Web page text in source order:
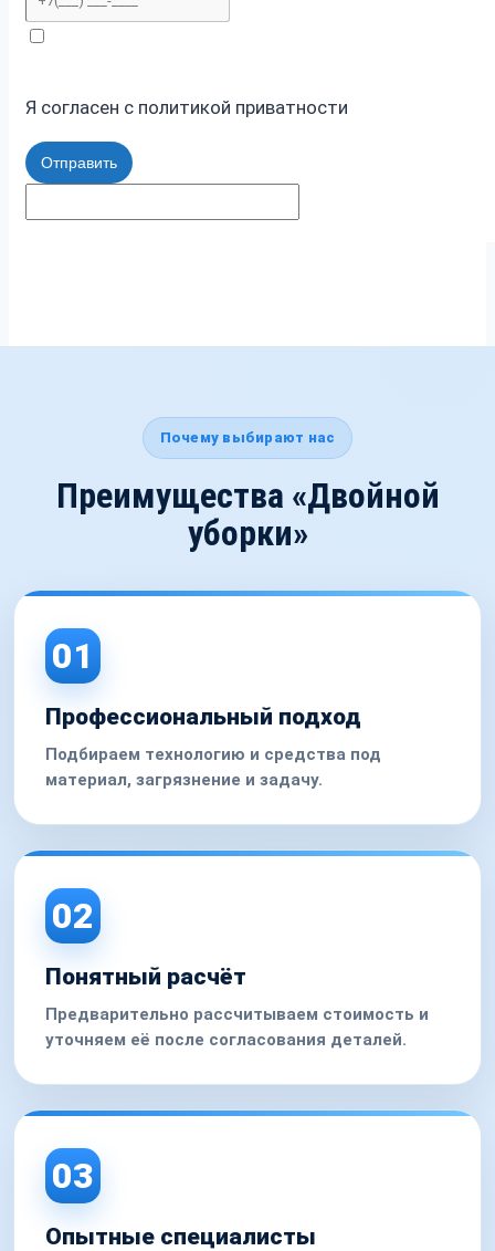
Я согласен с политикой приватности
Отправить
Почему выбирают нас
Преимущества «Двойной
уборки»
01
Профессиональный подход
Подбираем технологию и средства под
материал, загрязнение и задачу.
02
Понятный расчёт
Предварительно рассчитываем стоимость и
уточняем её после согласования деталей.
03
Опытные специалисты